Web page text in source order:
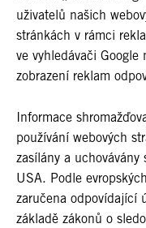
uživatelů našich
stránkách v rámci
ve vyhledávači Google
zobrazení reklam
Informace
používání webových
zasílány a uchovávány
USA. Podle
zaručena odpovídající
základě zákonů o